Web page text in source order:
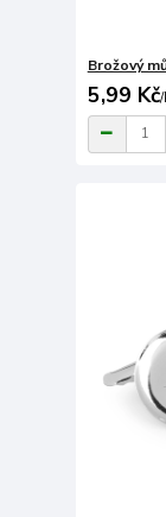
Brožový
5,99 Kč/